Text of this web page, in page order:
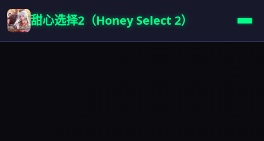
甜心选择2（Honey Select 2）